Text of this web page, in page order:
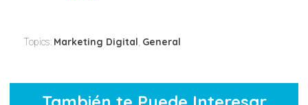
Topics: Marketing Digital, General